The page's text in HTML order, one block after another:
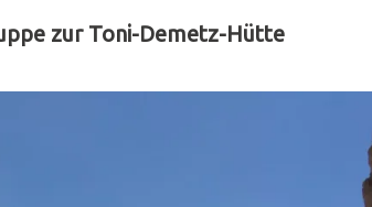
zur Toni-Demetz-Hütte